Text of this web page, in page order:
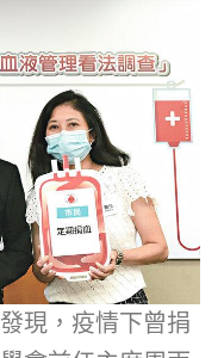
現，疫情下曾捐